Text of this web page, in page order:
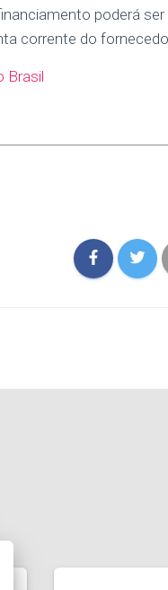
poderá ser
corrente do
Brasil